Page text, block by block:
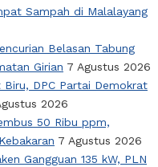
Sampah di Malalayang
Belasan Tabung
Girian 7 Agustus 2026
DPC Partai Demokrat
2026
50 Ribu ppm,
7 Agustus 2026
Gangguan 135 kW, PLN